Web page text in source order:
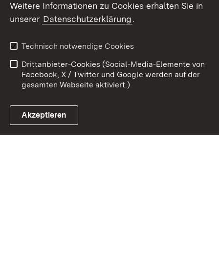
Link zum Landesportal
Kontakt
Datenschutz
Barrierefreiheit
Impressum Cookies
Weitere Informationen zu Cookies erhalten Sie in
unserer Datenschutzerklärung.
Technisch notwendige Cookies
Drittanbieter-Cookies (Social-Media-Elemente von
Facebook, X / Twitter und Google werden auf der
gesamten Webseite aktiviert.)
Akzeptieren